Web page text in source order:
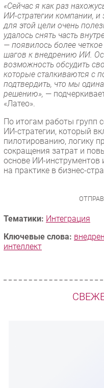
«Сейчас я как раз
ИИ-стратегии компании, и
для этой цели очень
удалось снять часть
— появилось более
шагов к внедрению ИИ.
возможность обсудить
которые сталкиваются с
подтвердить, что мы
решению», —
«Латео».
По итогам работы групп
ИИ-стратегии, который
пилотированию, логику
сокращения затрат и
основе ИИ-
на практике в бизнес-
Тематики: Интеграция
Ключевые слова:
интеллект